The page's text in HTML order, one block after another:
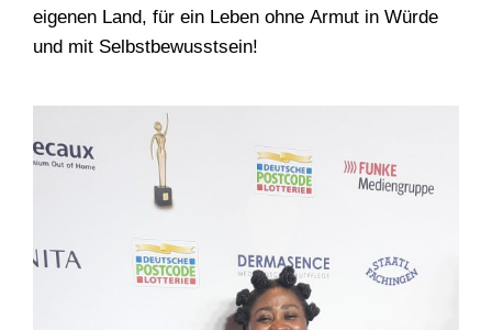
eigenen Land, für ein Leben ohne Armut in Würde
und mit Selbstbewusstsein!